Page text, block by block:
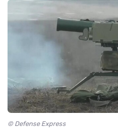
© Defense Express